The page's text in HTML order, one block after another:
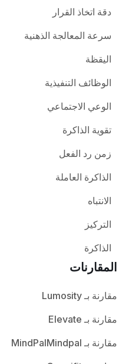
دقة اتخاذ القرار
سرعة المعالجة الذهنية
اليقظة
الوظائف التنفيذية
الوعي الاجتماعي
تقوية الذاكرة
زمن رد الفعل
الذاكرة العاملة
الانتباه
التركيز
الذاكرة
المقارنات
مقارنة بـ Lumosity
مقارنة بـ Elevate
مقارنة بـ MindPalMindpal